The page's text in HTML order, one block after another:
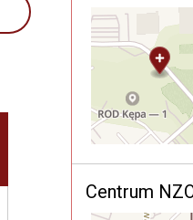
Centrum